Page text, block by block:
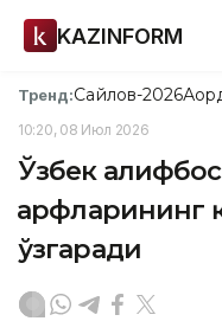
KAZINFORM
Тренд:Сайлов-2026
10:20, 08 Июл 2026
Ўзбек
ўзгаради